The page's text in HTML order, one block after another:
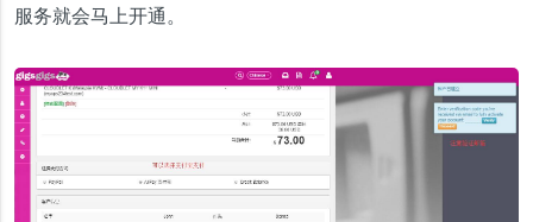
服务就会马上开通。